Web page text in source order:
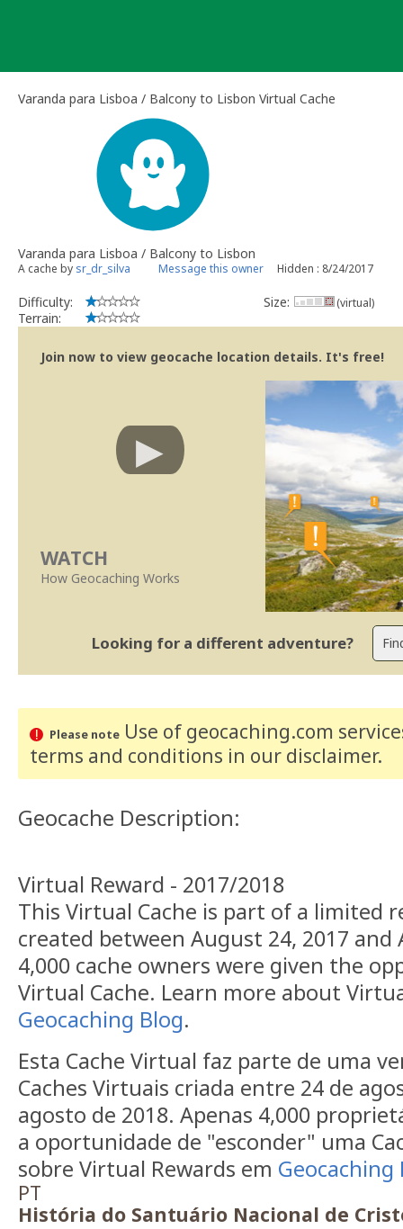
Varanda para Lisboa / Balcony to Lisbon Virtual Cache
Varanda para Lisboa / Balcony to Lisbon
A cache by sr_dr_silva Message this owner Hidden : 8/24/2017
Difficulty:
Terrain:
Size: (virtual)
Join now to view geocache location details. It's free!
WATCH
How Geocaching Works
Looking for a different adventure?
Please noteUse of geocaching.com
terms and conditions in our disclaimer.
Geocache Description:
Virtual Reward - 2017/2018
This Virtual Cache is part of a limited
created between August 24, 2017 and
4,000 cache owners were given the
Virtual Cache. Learn more about
Geocaching Blog.
Esta Cache Virtual faz parte de uma
Caches Virtuais criada entre 24 de
agosto de 2018. Apenas 4,000
a oportunidade de "esconder" uma
sobre Virtual Rewards em Geocaching
PT
História do Santuário Nacional de